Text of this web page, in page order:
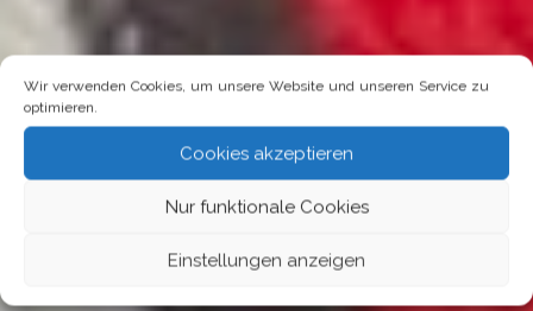
Wir verwenden Cookies, um unsere Website und unseren Service zu
optimieren.
Cookies akzeptieren
Nur funktionale Cookies
Einstellungen anzeigen